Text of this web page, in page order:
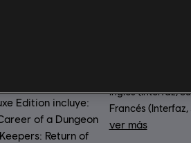
Edition incluye:
of a Dungeon
Return of
Inglés (Interfaz,
Francés
ver más